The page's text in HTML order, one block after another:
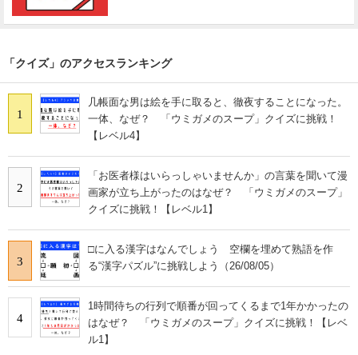
「クイズ」のアクセスランキング
1
几帳面な男は絵を手に取ると、徹夜することになった。
一体、なぜ？ 「ウミガメのスープ」クイズに挑戦！
【レベル4】
2
「お医者様はいらっしゃいませんか」の言葉を聞いて漫
画家が立ち上がったのはなぜ？ 「ウミガメのスープ」
クイズに挑戦！【レベル1】
3
□に入る漢字はなんでしょう 空欄を埋めて熟語を作
る“漢字パズル”に挑戦しよう（26/08/05）
4
1時間待ちの行列で順番が回ってくるまで1年かかったの
はなぜ？ 「ウミガメのスープ」クイズに挑戦！【レベ
ル1】